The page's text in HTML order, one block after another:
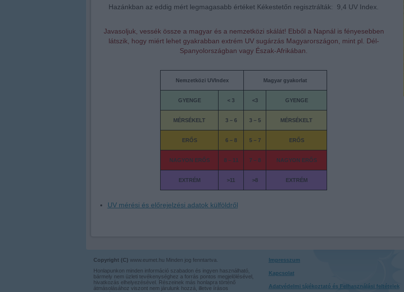
Hazánkban az eddig mért legmagasabb értéket Kékestetőn regisztrálták: 9,4 UV Index
Javasoljuk, vessék össze a magyar és a nemzetközi skálát! Ebből a Napnál is fényesebben
látszik, hogy miért lehet gyakrabban extrém UV sugárzás Magyarországon, mint pl. Dél-
Spanyolországban vagy Észak-Afrikában.
Nemzetközi UVIndex Magyar gyakorlat
GYENGE < 3 <3 GYENGE
MÉRSÉKELT 3 – 6 3 – 5 MÉRSÉKELT
ERŐS 6 – 8 5 – 7 ERŐS
NAGYON ERŐS 8 – 11 7 – 8 NAGYON ERŐS
EXTRÉM >11 >8 EXTRÉM
UV mérési és előrejelzési adatok külföldről
Copyright (C) www.eumet.hu Minden jog fenntartva.
Honlapunkon minden információ szabadon és ingyen használható,
bármely nem üzleti tevékenységhez a forrás pontos megjelölésével,
hivatkozás elhelyezésével. Részeinek más honlapra történő
átmásolásához viszont nem járulunk hozzá, illetve írásos
Impresszum
Kapcsolat
Adatvédelmi tájékoztató és Felhasználási feltételek